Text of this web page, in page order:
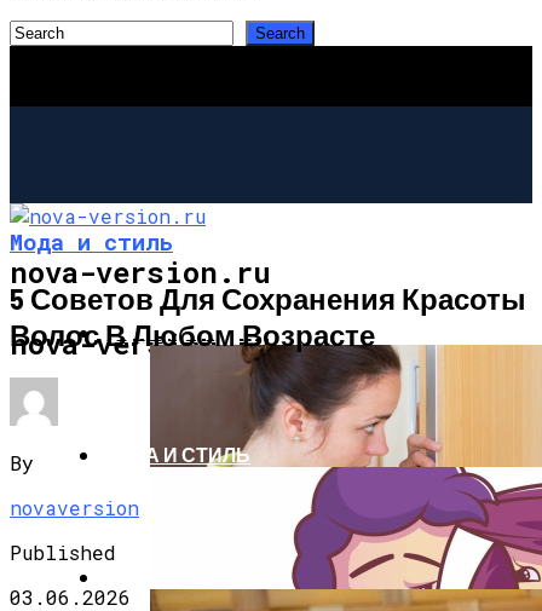
nova-version.ru
nova-version.ru
ИНТЕРЕСНОЕ И ПОЗНАВАТЕЛЬНОЕ
МОДА И СТИЛЬ
Мода и стиль
5 Советов Для Сохранения Красоты
Волос В Любом Возрасте
By
novaversion
Published
03.06.2026